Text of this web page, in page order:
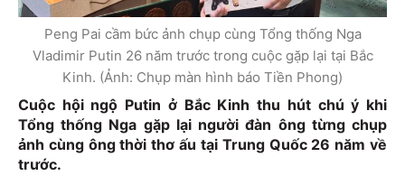
Peng Pai cầm bức ảnh chụp cùng Tổng thống Nga
Vladimir Putin 26 năm trước trong cuộc gặp lại tại Bắc
Kinh. (Ảnh: Chụp màn hình báo Tiền Phong)
Cuộc hội ngộ Putin ở Bắc Kinh thu hút chú ý khi
Tổng thống Nga gặp lại người đàn ông từng chụp
ảnh cùng ông thời thơ ấu tại Trung Quốc 26 năm về
trước.